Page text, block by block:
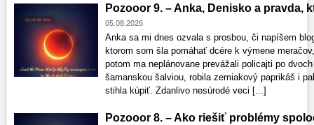
Pozooor 9. – Anka, Denisko a pravda,
05.08.2026
Anka sa mi dnes ozvala s prosbou, či napíšem
ktorom som šla pomáhať dcére k výmene
potom ma neplánovane prevážali policajti po
šamanskou šalviou, robila zemiakový paprikáš i
stihla kúpiť. Zdanlivo nesúrodé veci [...]
Pozooor 8. – Ako riešiť problémy